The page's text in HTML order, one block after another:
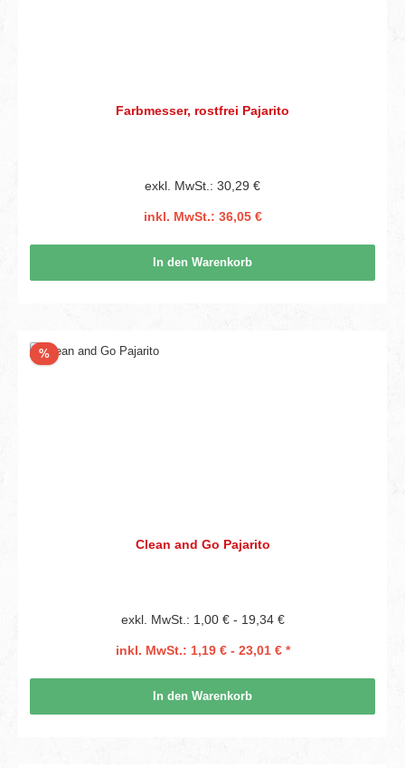
Farbmesser, rostfrei Pajarito
exkl. MwSt.: 30,29 €
inkl. MwSt.: 36,05 €
In den Warenkorb
%Rabatt
Clean and Go Pajarito
exkl. MwSt.: 1,00 € - 19,34 €
inkl. MwSt.: 1,19 € - 23,01 € *
In den Warenkorb